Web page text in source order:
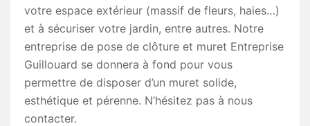
votre espace extérieur (massif de fleurs, haies…)
et à sécuriser votre jardin, entre autres. Notre
entreprise de pose de clôture et muret Entreprise
Guillouard se donnera à fond pour vous
permettre de disposer d’un muret solide,
esthétique et pérenne. N’hésitez pas à nous
contacter.